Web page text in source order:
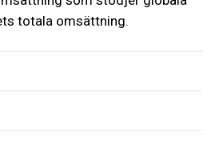
totala omsättning.